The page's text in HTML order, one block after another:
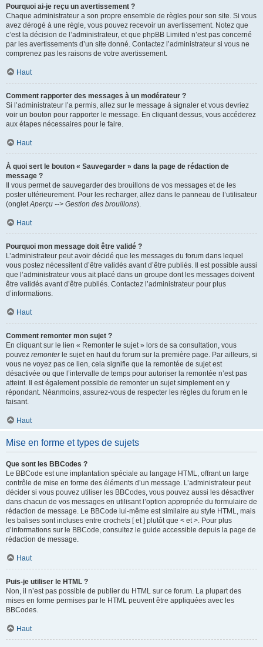
Pourquoi ai-je reçu un avertissement ?
Chaque administrateur a son propre ensemble de règles pour son site. Si vous
avez dérogé à une règle, vous pouvez recevoir un avertissement. Notez que
c’est la décision de l’administrateur, et que phpBB Limited n’est pas concerné
par les avertissements d’un site donné. Contactez l’administrateur si vous ne
comprenez pas les raisons de votre avertissement.
Haut
Comment rapporter des messages à un modérateur ?
Si l’administrateur l’a permis, allez sur le message à signaler et vous devriez
voir un bouton pour rapporter le message. En cliquant dessus, vous accéderez
aux étapes nécessaires pour le faire.
Haut
À quoi sert le bouton « Sauvegarder » dans la page de rédaction de
message ?
Il vous permet de sauvegarder des brouillons de vos messages et de les
poster ultérieurement. Pour les recharger, allez dans le panneau de l’utilisateur
(ongletAperçu --> Gestion des brouillons).
Haut
Pourquoi mon message doit être validé ?
L’administrateur peut avoir décidé que les messages du forum dans lequel
vous postez nécessitent d’être validés avant d’être publiés. Il est possible aussi
que l’administrateur vous ait placé dans un groupe dont les messages doivent
être validés avant d’être publiés. Contactez l’administrateur pour plus
d’informations.
Haut
Comment remonter mon sujet ?
En cliquant sur le lien « Remonter le sujet » lors de sa consultation, vous
pouvez remonterle sujet en haut du forum sur la première page. Par ailleurs, si
vous ne voyez pas ce lien, cela signifie que la remontée de sujet est
désactivée ou que l’intervalle de temps pour autoriser la remontée n’est pas
atteint. Il est également possible de remonter un sujet simplement en y
répondant. Néanmoins, assurez-vous de respecter les règles du forum en le
faisant.
Haut
Mise en forme et types de sujets
Que sont les BBCodes ?
Le BBCode est une implantation spéciale au langage HTML, offrant un large
contrôle de mise en forme des éléments d’un message. L’administrateur peut
décider si vous pouvez utiliser les BBCodes, vous pouvez aussi les désactiver
dans chacun de vos messages en utilisant l’option appropriée du formulaire de
rédaction de message. Le BBCode lui-même est similaire au style HTML, mais
les balises sont incluses entre crochets [ et ] plutôt que < et >. Pour plus
d’informations sur le BBCode, consultez le guide accessible depuis la page de
rédaction de message.
Haut
Puis-je utiliser le HTML ?
Non, il n’est pas possible de publier du HTML sur ce forum. La plupart des
mises en forme permises par le HTML peuvent être appliquées avec les
BBCodes.
Haut